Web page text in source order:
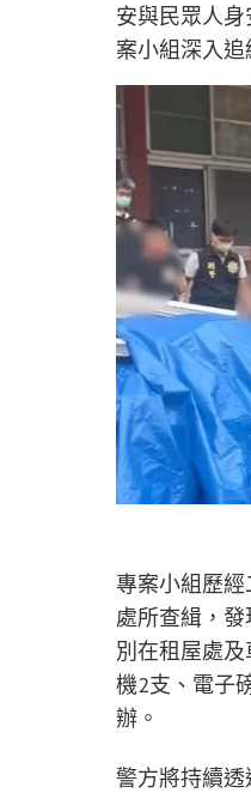
安與民眾人
案小組深入追
專案小組歷
處所查緝，
別在租屋處
機2支、電子
辦。
警方將持續